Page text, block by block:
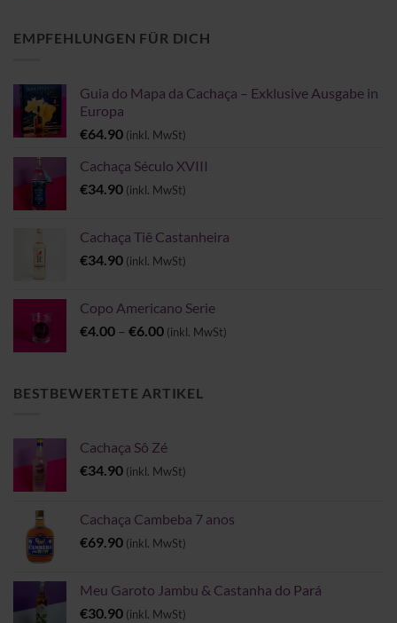
€32.90
EMPFEHLUNGEN FÜR DICH
Guia do Mapa da Cachaça – Exklusive Ausgabe in
Europa
€64.90 (inkl. MwSt)
Cachaça Século XVIII
€34.90 (inkl. MwSt)
Cachaça Tiê Castanheira
€34.90 (inkl. MwSt)
Copo Americano Serie
€4.00 – €6.00Preisspanne:
€6.00
(inkl. MwSt)
BESTBEWERTETE ARTIKEL
Cachaça Sô Zé
€34.90 (inkl. MwSt)
Cachaça Cambeba 7 anos
€69.90 (inkl. MwSt)
Meu Garoto Jambu & Castanha do Pará
€30.90 (inkl. MwSt)